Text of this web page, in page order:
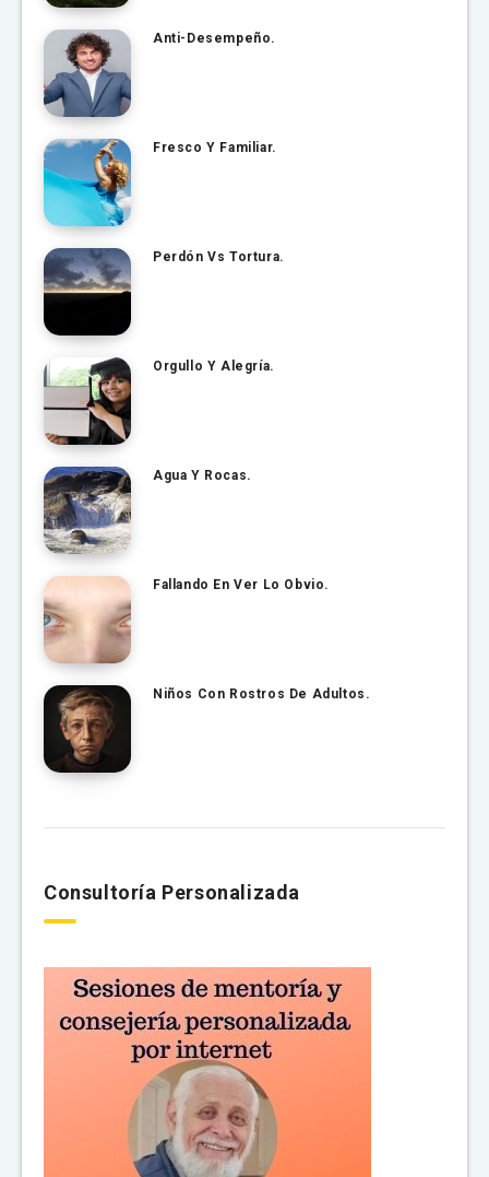
Anti-Desempeño.
Fresco Y Familiar.
Perdón Vs Tortura.
Orgullo Y Alegría.
Agua Y Rocas.
Fallando En Ver Lo Obvio.
Niños Con Rostros De Adultos.
Consultoría Personalizada